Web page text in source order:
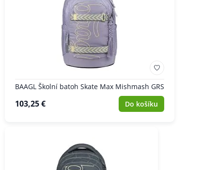
BAAGL Školní batoh Skate Max Mishmash GRS
103,25 € Do košíku